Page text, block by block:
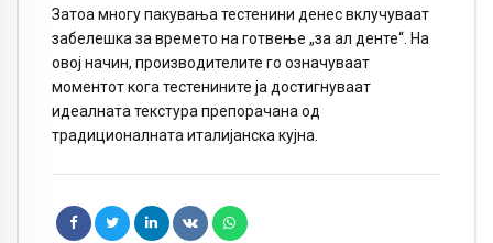
Затоа многу пакувања тестенини денес вклучуваат
забелешка за времето на готвење „за ал денте“. На
овој начин, производителите го означуваат
моментот кога тестенините ја достигнуваат
идеалната текстура препорачана од
традиционалната италијанска кујна.